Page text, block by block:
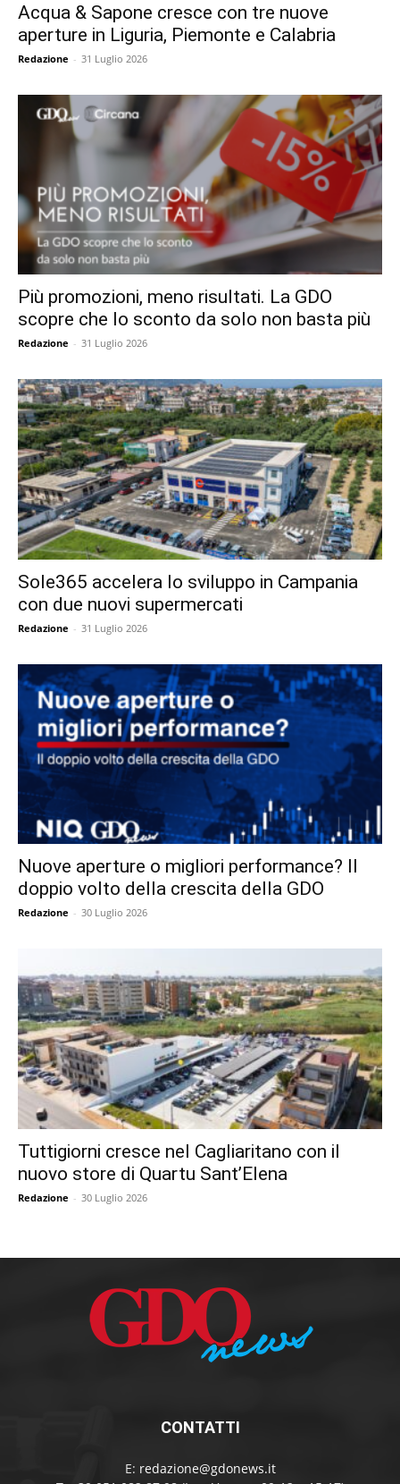
Acqua & Sapone cresce con tre nuove
aperture in Liguria, Piemonte e Calabria
Redazione - 31 Luglio 2026
Più promozioni, meno risultati. La GDO
scopre che lo sconto da solo non basta più
Redazione - 31 Luglio 2026
Sole365 accelera lo sviluppo in Campania
con due nuovi supermercati
Redazione - 31 Luglio 2026
Nuove aperture o migliori performance? Il
doppio volto della crescita della GDO
Redazione - 30 Luglio 2026
Tuttigiorni cresce nel Cagliaritano con il
nuovo store di Quartu Sant’Elena
Redazione - 30 Luglio 2026
CONTATTI
E: redazione@gdonews.it